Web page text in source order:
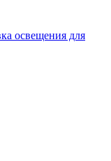
освещения для